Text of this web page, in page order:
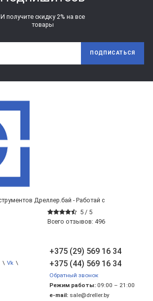
И получите скидку 2% на все
товары
ПОДПИСАТЬСЯ
Дреллер.бай - Работай с
5 / 5
Всего отзывов: 496
+375 (29) 569 16 34
+375 (44) 569 16 34
Обратный звонок
Режим работы: 09:00 – 21:00
e-mail: sale@dreller.by
\ Vk \